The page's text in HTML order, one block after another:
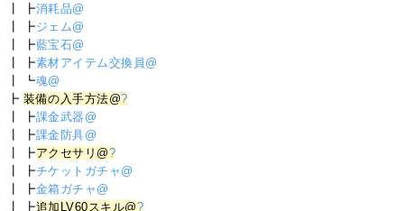
┃ ┣消耗品@
┃ ┣ジェム@
┃ ┣藍宝石@
┃ ┣素材アイテム交換員@
┃ ┗魂@
┣装備の入手方法@?
┃ ┣課金武器@
┃ ┣課金防具@
┃ ┣アクセサリ@?
┃ ┣チケットガチャ@
┃ ┣金箱ガチャ@
┃ ┣追加LV60スキル@?